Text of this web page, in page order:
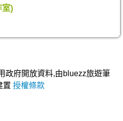
室)
政府開放資料,由bluezz旅遊筆
置 授權條款